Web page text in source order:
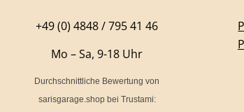
+49 (0) 4848 / 795 41 46
Mo – Sa, 9-18 Uhr
Durchschnittliche Bewertung von
sarisgarage.shop bei Trustami: